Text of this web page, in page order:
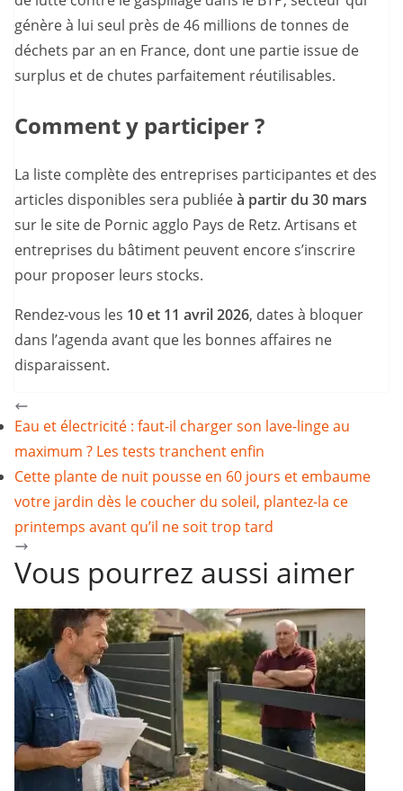
génère à lui seul près de 46 millions de tonnes de
déchets par an en France, dont une partie issue de
surplus et de chutes parfaitement réutilisables.
Comment y participer ?
La liste complète des entreprises participantes et des
articles disponibles sera publiéeà partir du 30 mars
sur le site de Pornic agglo Pays de Retz. Artisans et
entreprises du bâtiment peuvent encore s’inscrire
pour proposer leurs stocks.
Rendez-vous les 10 et 11 avril 2026, dates à bloquer
dans l’agenda avant que les bonnes affaires ne
disparaissent.
Eau et électricité : faut-il charger son lave-linge au
maximum ? Les tests tranchent enfin
Cette plante de nuit pousse en 60 jours et embaume
votre jardin dès le coucher du soleil, plantez-la ce
printemps avant qu’il ne soit trop tard
Vous pourrez aussi aimer